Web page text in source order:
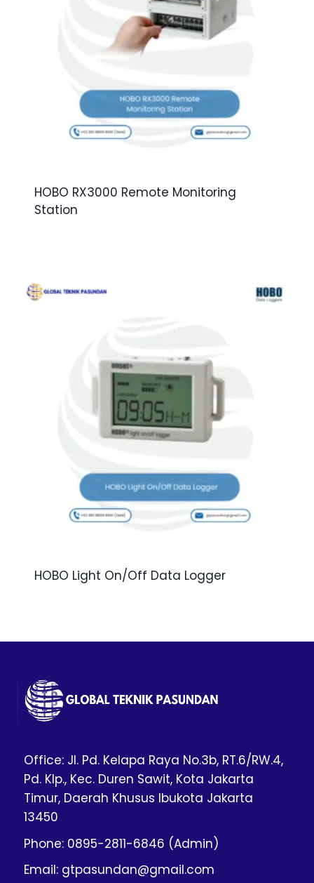
HOBO RX3000 Remote Monitoring
Station
HOBO Light On/Off Data Logger
Office: Jl. Pd. Kelapa Raya No.3b, RT.6/RW.4,
Pd. Klp., Kec. Duren Sawit, Kota Jakarta
Timur, Daerah Khusus Ibukota Jakarta
13450
Phone: 0895-2811-6846 (Admin)
Email: gtpasundan@gmail.com